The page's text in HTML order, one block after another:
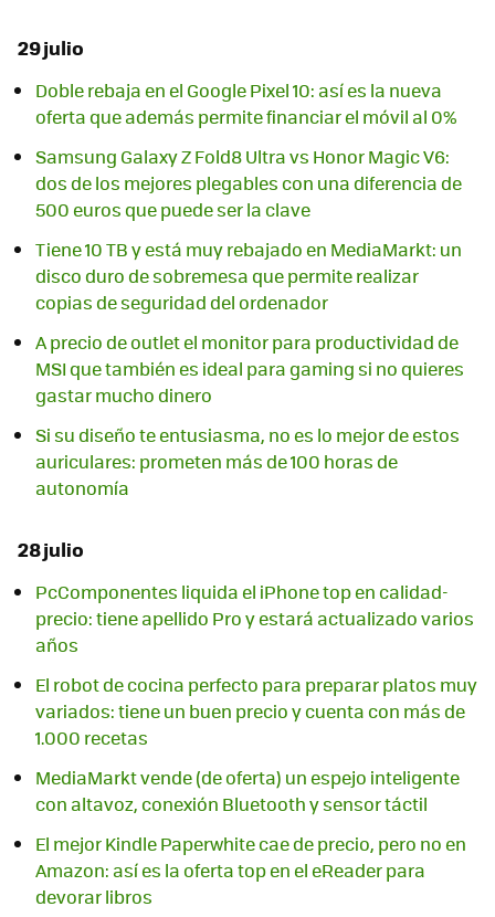
29 julio
Doble rebaja en el Google Pixel 10: así es la nueva
oferta que además permite financiar el móvil al 0%
Samsung Galaxy Z Fold8 Ultra vs Honor Magic V6:
dos de los mejores plegables con una diferencia de
500 euros que puede ser la clave
Tiene 10 TB y está muy rebajado en MediaMarkt: un
disco duro de sobremesa que permite realizar
copias de seguridad del ordenador
A precio de outlet el monitor para productividad de
MSI que también es ideal para gaming si no quieres
gastar mucho dinero
Si su diseño te entusiasma, no es lo mejor de estos
auriculares: prometen más de 100 horas de
autonomía
28 julio
PcComponentes liquida el iPhone top en calidad-
precio: tiene apellido Pro y estará actualizado varios
años
El robot de cocina perfecto para preparar platos muy
variados: tiene un buen precio y cuenta con más de
1.000 recetas
MediaMarkt vende (de oferta) un espejo inteligente
con altavoz, conexión Bluetooth y sensor táctil
El mejor Kindle Paperwhite cae de precio, pero no en
Amazon: así es la oferta top en el eReader para
devorar libros